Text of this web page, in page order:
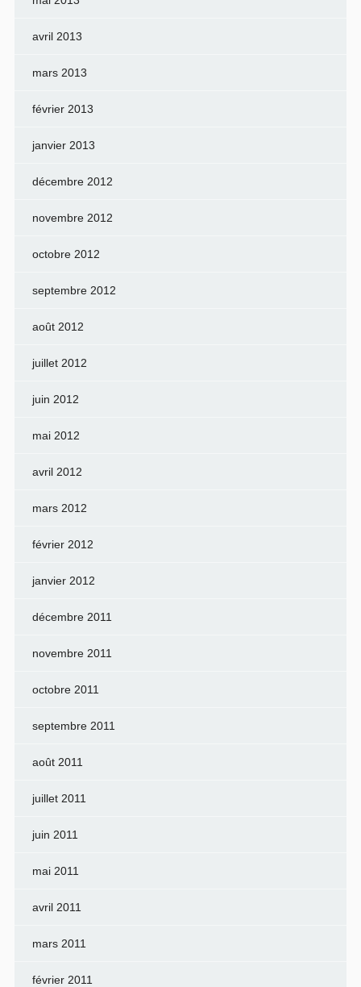
avril 2013
mars 2013
février 2013
janvier 2013
décembre 2012
novembre 2012
octobre 2012
septembre 2012
août 2012
juillet 2012
juin 2012
mai 2012
avril 2012
mars 2012
février 2012
janvier 2012
décembre 2011
novembre 2011
octobre 2011
septembre 2011
août 2011
juillet 2011
juin 2011
mai 2011
avril 2011
mars 2011
février 2011